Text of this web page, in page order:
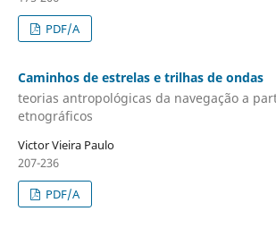
PDF/A
Caminhos de estrelas e trilhas de ondas
teorias antropológicas da navegação a
etnográficos
Victor Vieira Paulo
207-236
PDF/A